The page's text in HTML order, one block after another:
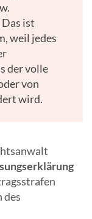
ist
weil jedes
der volle
von
wird.
des